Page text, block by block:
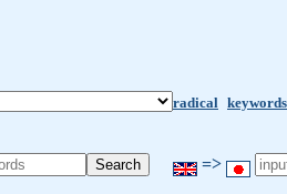
radical keywords
=>